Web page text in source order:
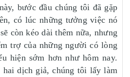
bước đầu chúng tôi đã gặp
có lúc những tưởng việc nó
còn kéo dài thêm nữa, nhưng
trợ của những người có lòng
hiện sớm hơn như hôm nay.
dịch giả, chúng tôi lấy làm